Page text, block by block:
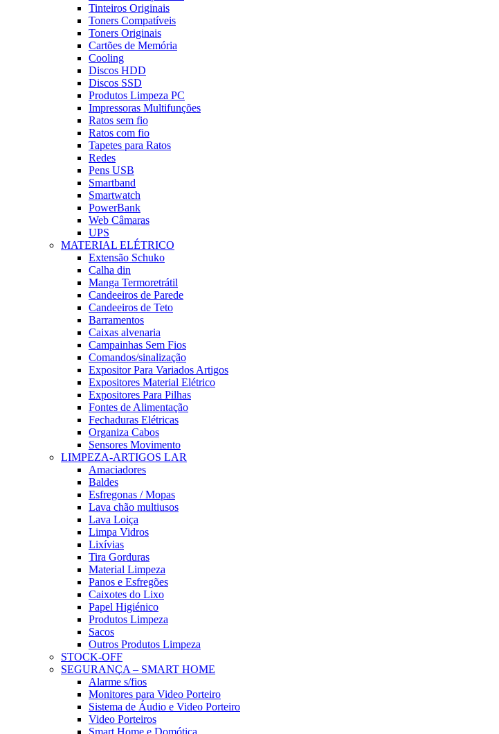
Tinteiros Originais
Toners Compatíveis
Toners Originais
Cartões de Memória
Cooling
Discos HDD
Discos SSD
Produtos Limpeza PC
Impressoras Multifunções
Ratos sem fio
Ratos com fio
Tapetes para Ratos
Redes
Pens USB
Smartband
Smartwatch
PowerBank
Web Câmaras
UPS
MATERIAL ELÉTRICO
Extensão Schuko
Calha din
Manga Termoretrátil
Candeeiros de Parede
Candeeiros de Teto
Barramentos
Caixas alvenaria
Campainhas Sem Fios
Comandos/sinalização
Expositor Para Variados Artigos
Expositores Material Elétrico
Expositores Para Pilhas
Fontes de Alimentação
Fechaduras Elétricas
Organiza Cabos
Sensores Movimento
LIMPEZA-ARTIGOS LAR
Amaciadores
Baldes
Esfregonas / Mopas
Lava chão multiusos
Lava Loiça
Limpa Vidros
Lixívias
Tira Gorduras
Material Limpeza
Panos e Esfregões
Caixotes do Lixo
Papel Higiénico
Produtos Limpeza
Sacos
Outros Produtos Limpeza
STOCK-OFF
SEGURANÇA – SMART HOME
Alarme s/fios
Monitores para Video Porteiro
Sistema de Áudio e Video Porteiro
Video Porteiros
Smart Home e Domótica